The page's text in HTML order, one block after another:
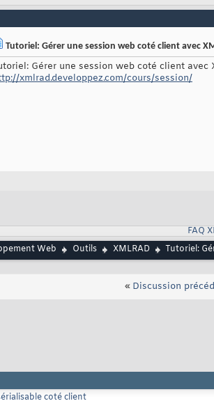
Tutoriel: Gérer une session web coté client avec
Gérer une session web coté client avec
xmlrad.developpez.com/cours/session/
FAQ
Web Outils XMLRAD Tutoriel:
« Discussion
coté client